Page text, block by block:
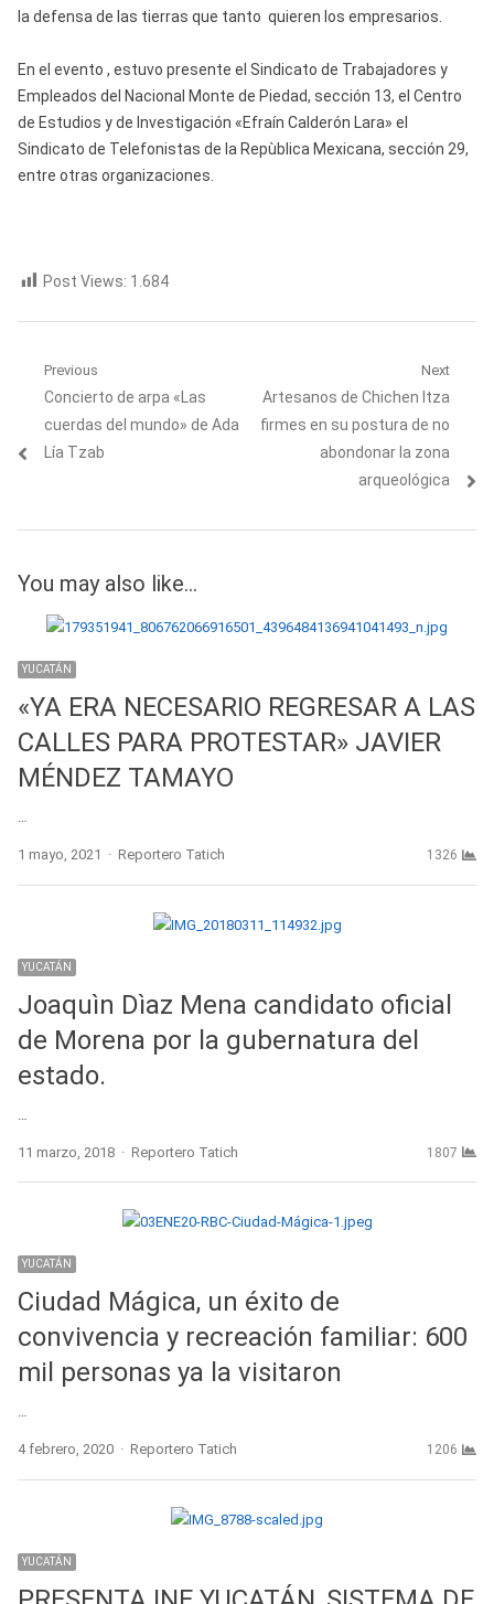
la defensa de las tierras que tanto quieren los empresarios.
En el evento , estuvo presente el Sindicato de Trabajadores y
Empleados del Nacional Monte de Piedad, sección 13, el Centro
de Estudios y de Investigación «Efraín Calderón Lara» el
Sindicato de Telefonistas de la Repùblica Mexicana, sección 29,
entre otras organizaciones.
Post Views: 1.684
Navegación
de
entradas
Previous
Previous
post:
Concierto de arpa «Las
cuerdas del mundo» de Ada
Lía Tzab
Next
Next
post:
Artesanos de Chichen Itza
firmes en su postura de no
abondonar la zona
arqueológica
You may also like...
YUCATÁN
«YA ERA NECESARIO REGRESAR A LAS
CALLES PARA PROTESTAR» JAVIER
MÉNDEZ TAMAYO
1 mayo, 2021 Author
Reportero Tatich 1326
YUCATÁN
Joaquìn Dìaz Mena candidato oficial
de Morena por la gubernatura del
estado.
11 marzo, 2018 Author
Reportero Tatich 1807
YUCATÁN
Ciudad Mágica, un éxito de
convivencia y recreación familiar: 600
mil personas ya la visitaron
…
4 febrero, 2020 Author
Reportero Tatich 1206
YUCATÁN